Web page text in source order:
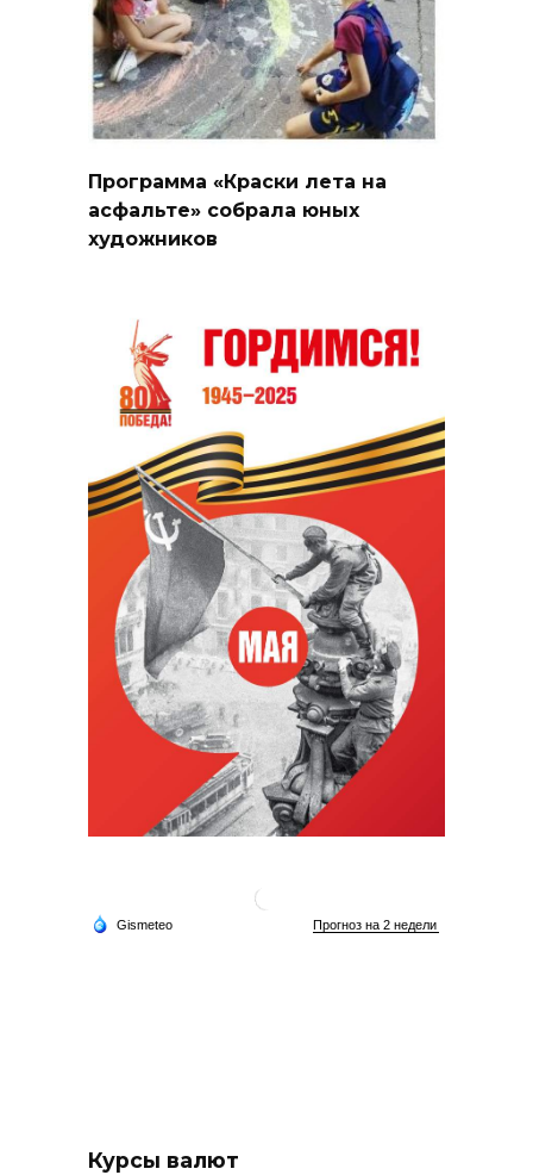
Программа «Краски лета на
асфальте» собрала юных
художников
Курсы валют